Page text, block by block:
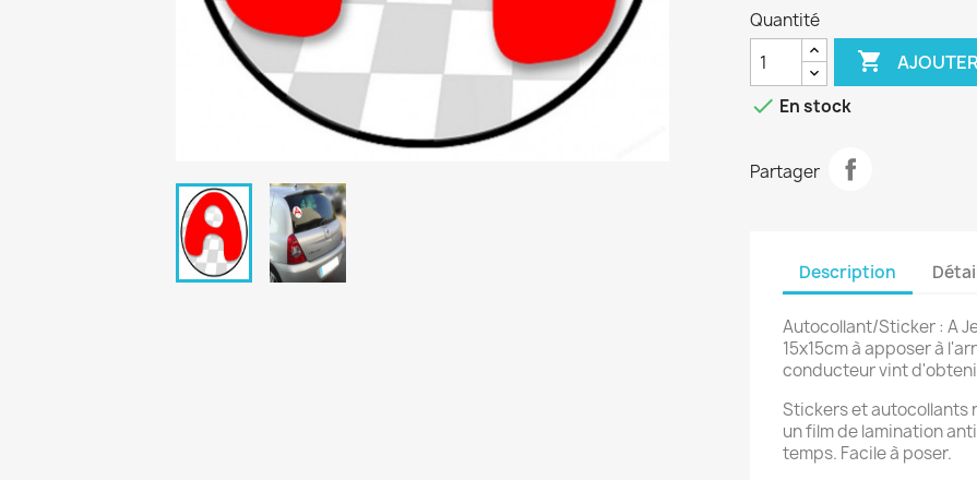
Quantité

 En stock
Partager
Description
Autocollant/Sticker : A
15x15cm à apposer à
conducteur vint
Stickers et autocollants
un film de lamination
temps. Facile à poser.